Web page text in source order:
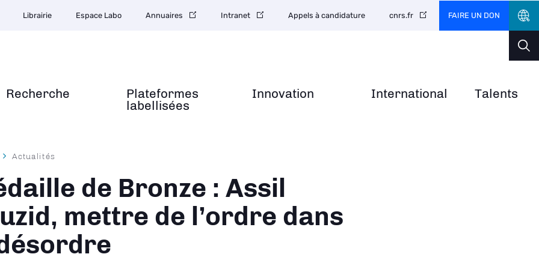
Recherche
Plateformes
labellisées
Innovation International Talents
Librairie Espace Labo Annuaires Intranet Appels à candidature cnrs.fr FAIRE UN DON
Actualités
de Bronze : Assil
mettre de l’ordre dans